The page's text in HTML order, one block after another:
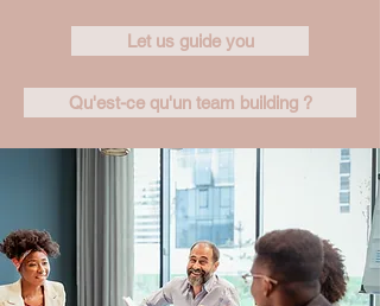
Let us guide you
Qu'est-ce qu'un team building ?